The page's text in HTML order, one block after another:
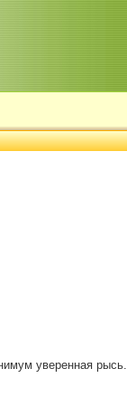
уверенная рысь.